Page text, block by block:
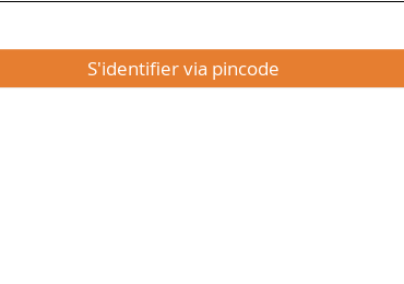
S'identifier via pincode